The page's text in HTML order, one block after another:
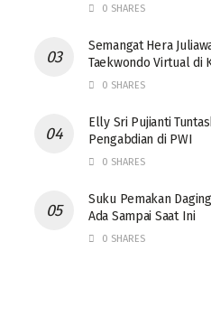
0 SHARES
Semangat Hera
Taekwondo Virtual di
0 SHARES
Elly Sri Pujianti
Pengabdian di PWI
0 SHARES
‎Suku Pemakan
Ada Sampai Saat Ini
0 SHARES